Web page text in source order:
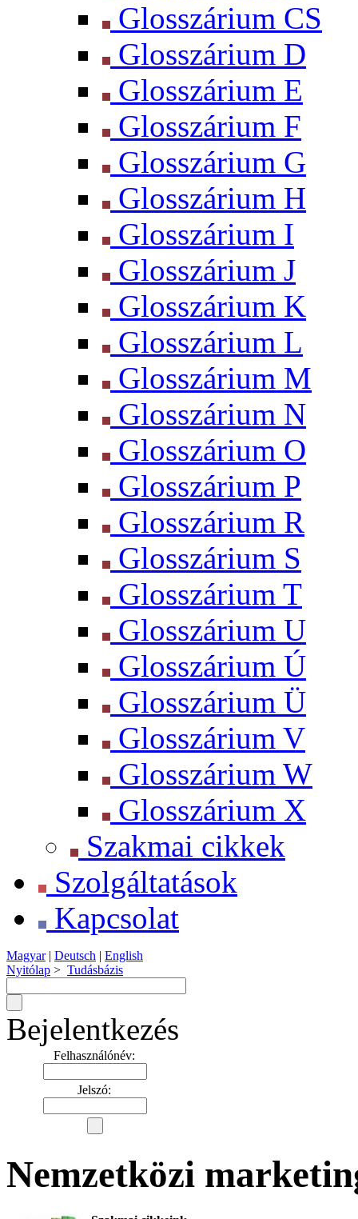
Glosszárium CS
Glosszárium D
Glosszárium E
Glosszárium F
Glosszárium G
Glosszárium H
Glosszárium I
Glosszárium J
Glosszárium K
Glosszárium L
Glosszárium M
Glosszárium N
Glosszárium O
Glosszárium P
Glosszárium R
Glosszárium S
Glosszárium T
Glosszárium U
Glosszárium Ú
Glosszárium Ü
Glosszárium V
Glosszárium W
Glosszárium X
Szakmai cikkek
Szolgáltatások
Kapcsolat
Magyar| Deutsch | English
Nyitólap > Tudásbázis
Bejelentkezés
Felhasználónév:
Jelszó:
Nemzetközi